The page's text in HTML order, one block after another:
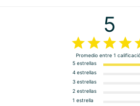
5
Promedio entre 1
5 estrellas
4 estrellas
3 estrellas
2 estrellas
1 estrella